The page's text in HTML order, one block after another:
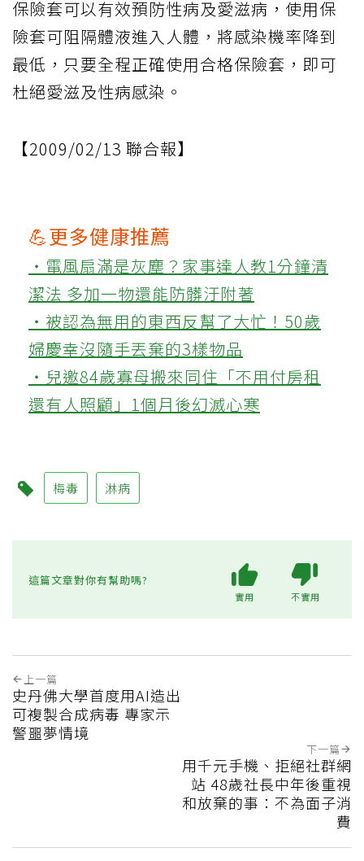
保險套可以有效預防性病及愛滋病，使用保
險套可阻隔體液進入人體，將感染機率降到
最低，只要全程正確使用合格保險套，即可
杜絕愛滋及性病感染。
【2009/02/13 聯合報】
💪更多健康推薦
‧電風扇滿是灰塵？家事達人教1分鐘清
潔法 多加一物還能防髒汙附著
‧被認為無用的東西反幫了大忙！50歲
婦慶幸沒隨手丟棄的3樣物品
‧兒邀84歲寡母搬來同住「不用付房租
還有人照顧」1個月後幻滅心寒
梅毒 淋病
這篇文章對你有幫助嗎?
實用 不實用
上一篇
史丹佛大學首度用AI造出
可複製合成病毒 專家示
警噩夢情境
下一篇
用千元手機、拒絕社群網
站 48歲社長中年後重視
和放棄的事：不為面子消
費